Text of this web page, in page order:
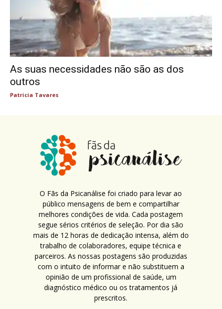
As suas necessidades não são as dos
outros
Patricia Tavares
O Fãs da Psicanálise foi criado para levar ao
público mensagens de bem e compartilhar
melhores condições de vida. Cada postagem
segue sérios critérios de seleção. Por dia são
mais de 12 horas de dedicação intensa, além do
trabalho de colaboradores, equipe técnica e
parceiros. As nossas postagens são produzidas
com o intuito de informar e não substituem a
opinião de um profissional de saúde, um
diagnóstico médico ou os tratamentos já
prescritos.